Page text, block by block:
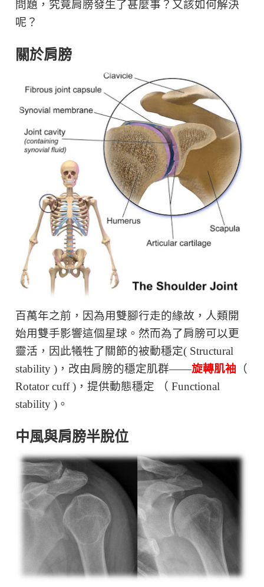
問題，究竟肩膀發生了甚麼事？又該如何解決
呢？
關於肩膀
百萬年之前，因為用雙腳行走的緣故，人類開
始用雙手影響這個星球。然而為了肩膀可以更
靈活，因此犧牲了關節的被動穩定( Structural
stability ) ，改由肩膀的穩定肌群——旋轉肌袖 （
Rotator cuff ) ，提供動態穩定 （ Functional
stability ) 。
中風與肩膀半脫位